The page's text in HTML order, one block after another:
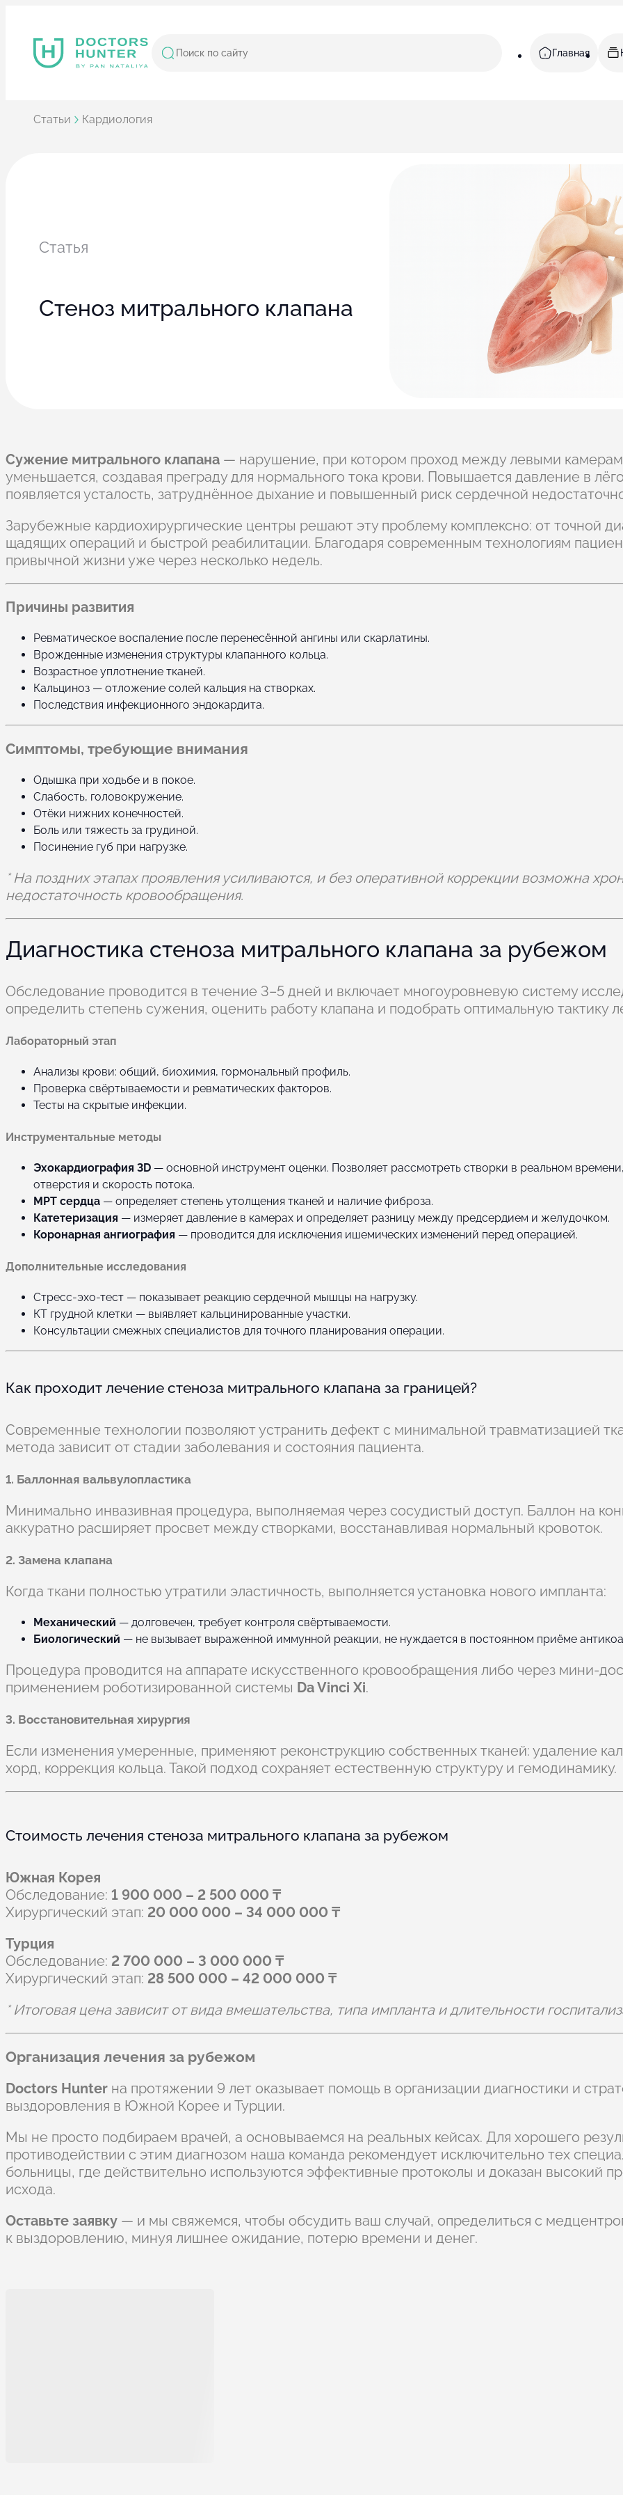
Главная
Статьи Кардиология
Статья
Стеноз митрального клапана
Сужение митрального клапана — нарушение, при котором проход между левыми
уменьшается, создавая преграду для нормального тока крови. Повышается давление в
появляется усталость, затруднённое дыхание и повышенный риск сердечной
Зарубежные кардиохирургические центры решают эту проблему комплексно: от точной
щадящих операций и быстрой реабилитации. Благодаря современным технологиям
привычной жизни уже через несколько недель.
Причины развития
Ревматическое воспаление после перенесённой ангины или скарлатины.
Врожденные изменения структуры клапанного кольца.
Возрастное уплотнение тканей.
Кальциноз — отложение солей кальция на створках.
Последствия инфекционного эндокардита.
Симптомы, требующие внимания
Одышка при ходьбе и в покое.
Слабость, головокружение.
Отёки нижних конечностей.
Боль или тяжесть за грудиной.
Посинение губ при нагрузке.
* На поздних этапах проявления усиливаются, и без оперативной коррекции возможна
недостаточность кровообращения.
Диагностика стеноза митрального клапана за рубежом
Обследование проводится в течение 3–5 дней и включает многоуровневую систему
определить степень сужения, оценить работу клапана и подобрать оптимальную тактику
Лабораторный этап
Анализы крови: общий, биохимия, гормональный профиль.
Проверка свёртываемости и ревматических факторов.
Тесты на скрытые инфекции.
Инструментальные методы
Эхокардиография 3D — основной инструмент оценки. Позволяет рассмотреть створки в реальном
отверстия и скорость потока.
МРТ сердца — определяет степень утолщения тканей и наличие фиброза.
Катетеризация — измеряет давление в камерах и определяет разницу между предсердием и желудочком.
Коронарная ангиография — проводится для исключения ишемических изменений перед операцией.
Дополнительные исследования
Стресс-эхо-тест — показывает реакцию сердечной мышцы на нагрузку.
КТ грудной клетки — выявляет кальцинированные участки.
Консультации смежных специалистов для точного планирования операции.
Как проходит лечение стеноза митрального клапана за границей?
Современные технологии позволяют устранить дефект с минимальной травматизацией
метода зависит от стадии заболевания и состояния пациента.
1. Баллонная вальвулопластика
Минимально инвазивная процедура, выполняемая через сосудистый доступ. Баллон на
аккуратно расширяет просвет между створками, восстанавливая нормальный кровоток.
2. Замена клапана
Когда ткани полностью утратили эластичность, выполняется установка нового импланта:
Механический — долговечен, требует контроля свёртываемости.
Биологический — не вызывает выраженной иммунной реакции, не нуждается в постоянном приёме
Процедура проводится на аппарате искусственного кровообращения либо через мини-
применением роботизированной системы Da Vinci Xi.
3. Восстановительная хирургия
Если изменения умеренные, применяют реконструкцию собственных тканей: удаление
хорд, коррекция кольца. Такой подход сохраняет естественную структуру и гемодинамику.
Стоимость лечения стеноза митрального клапана за рубежом
Южная Корея
Обследование: 1 900 000 – 2 500 000 ₸
Хирургический этап: 20 000 000 – 34 000 000 ₸
Турция
Обследование: 2 700 000 – 3 000 000 ₸
Хирургический этап: 28 500 000 – 42 000 000 ₸
* Итоговая цена зависит от вида вмешательства, типа импланта и длительности
Организация лечения за рубежом
Doctors Hunter на протяжении 9 лет оказывает помощь в организации диагностики и
выздоровления в Южной Корее и Турции.
Мы не просто подбираем врачей, а основываемся на реальных кейсах. Для хорошего
противодействии с этим диагнозом наша команда рекомендует исключительно тех
больницы, где действительно используются эффективные протоколы и доказан высокий
исхода.
Оставьте заявку — и мы свяжемся, чтобы обсудить ваш случай, определиться с
к выздоровлению, минуя лишнее ожидание, потерю времени и денег.